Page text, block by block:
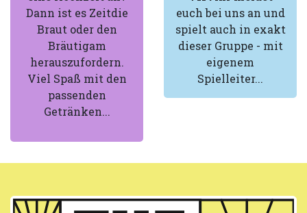
Dann ist es Zeitdie
Braut oder den
Bräutigam
herauszufordern.
Viel Spaß mit den
passenden
Getränken...
euch bei uns an und
spielt auch in exakt
dieser Gruppe - mit
eigenem
Spielleiter...